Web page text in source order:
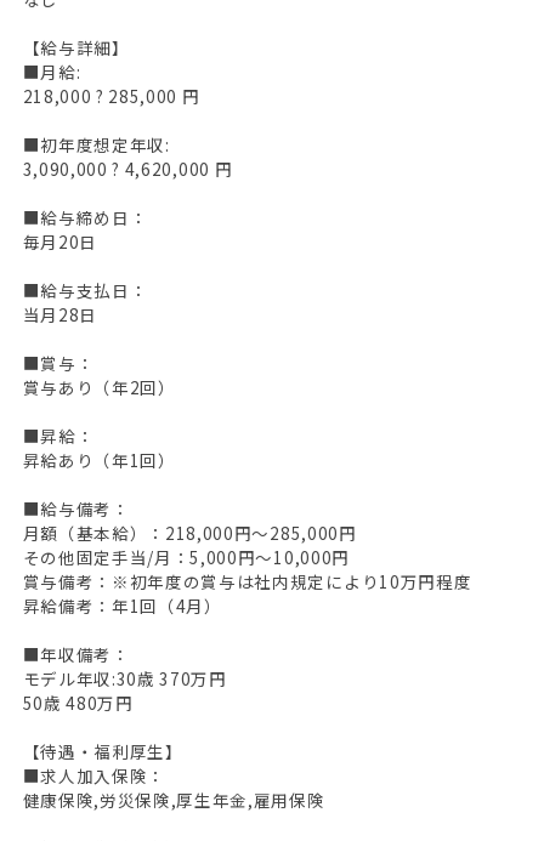
【給与詳細】
■月給:
218,000 ? 285,000 円
■初年度想定年収:
3,090,000 ? 4,620,000 円
■給与締め日：
毎月20日
■給与支払日：
当月28日
■賞与：
賞与あり（年2回）
■昇給：
昇給あり（年1回）
■給与備考：
月額（基本給）：218,000円～285,000円
その他固定手当/月：5,000円～10,000円
賞与備考：※初年度の賞与は社内規定により10万円程度
昇給備考：年1回（4月）
■年収備考：
モデル年収:30歳 370万円
50歳 480万円
【待遇・福利厚生】
■求人加入保険：
健康保険,労災保険,厚生年金,雇用保険